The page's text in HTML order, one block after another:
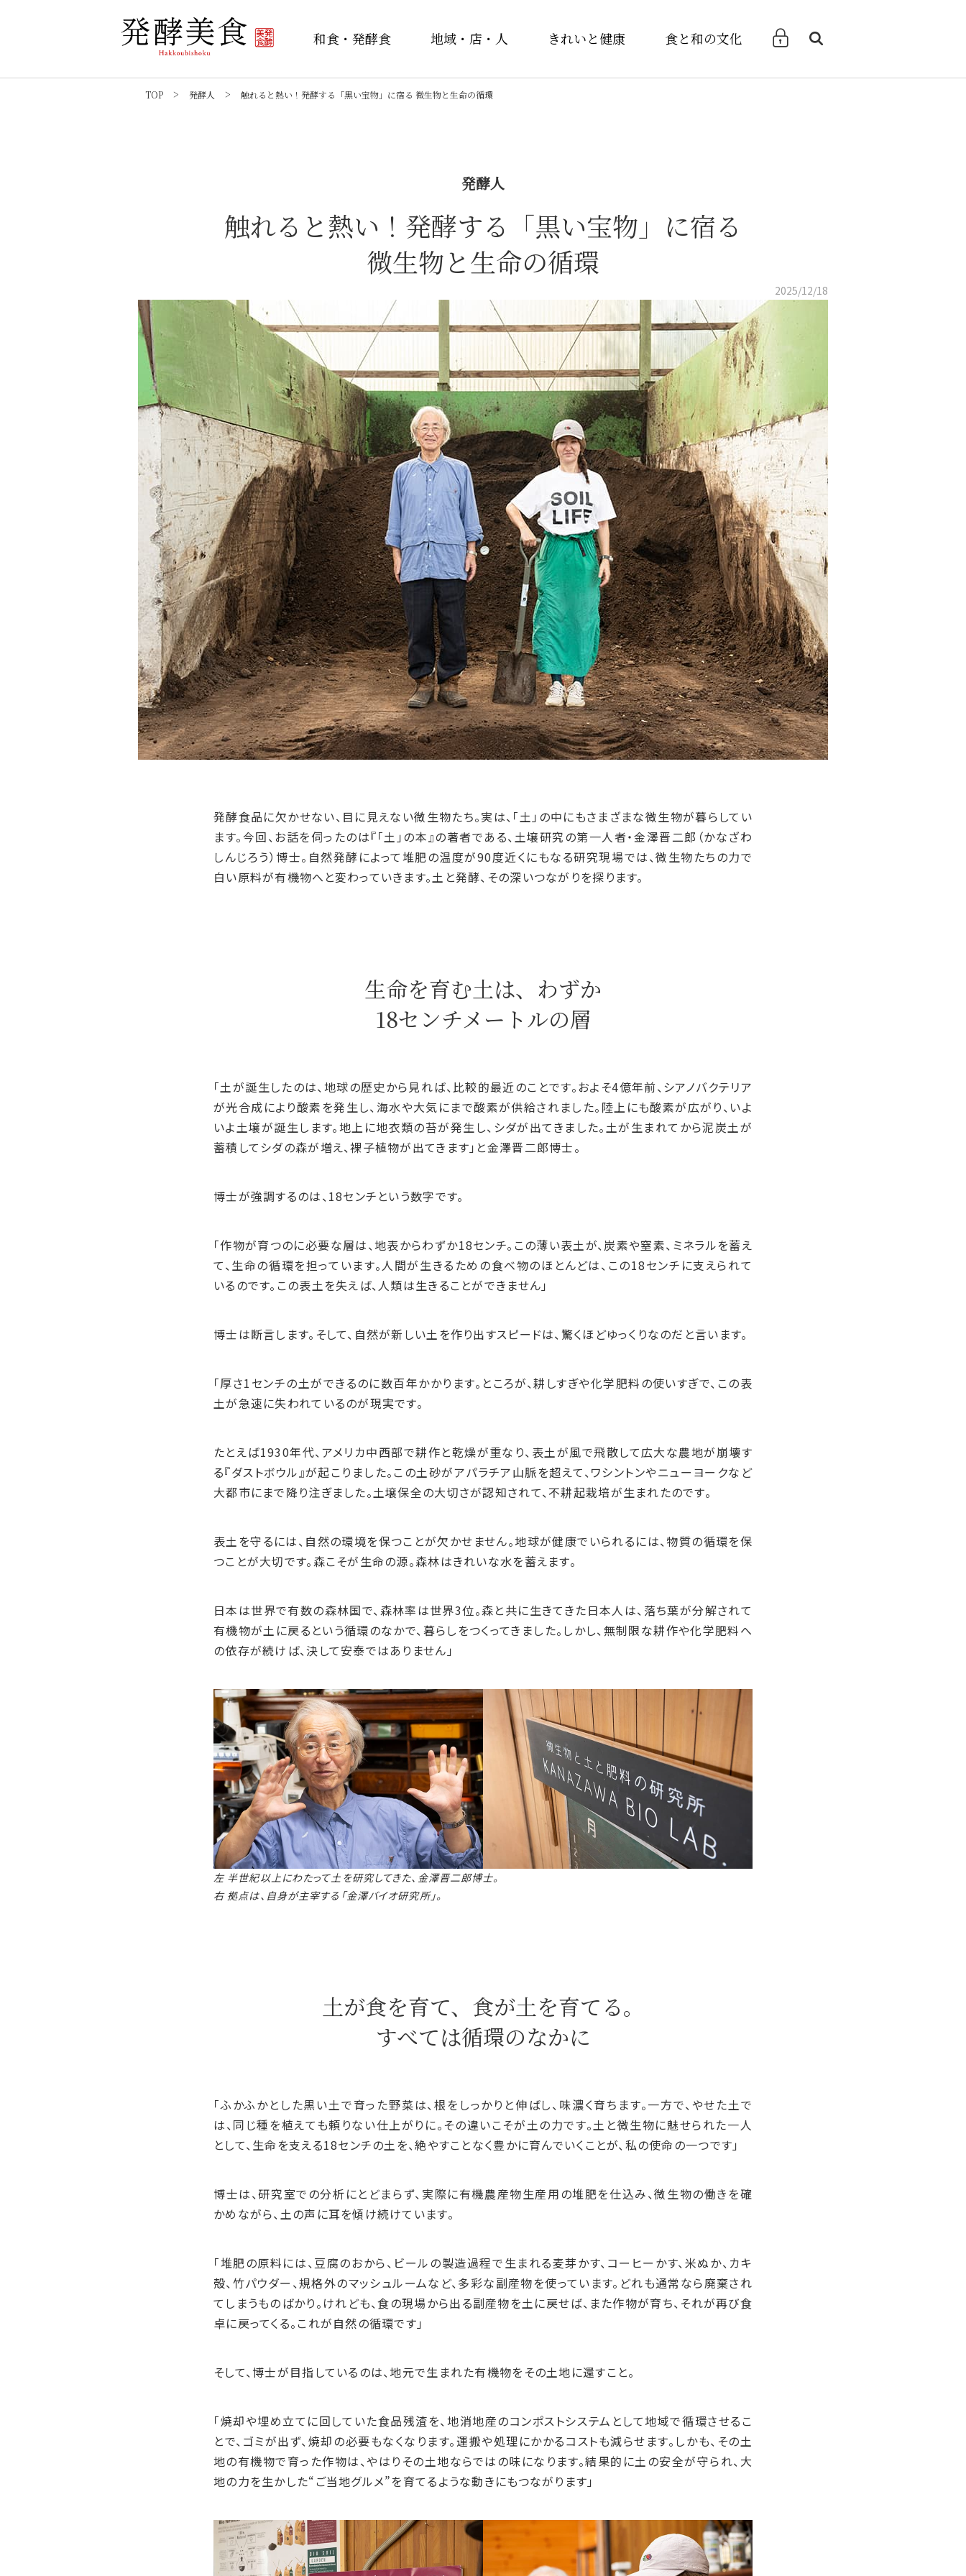
和食・発酵食 地域・店・人 きれいと健康 食と和の文化 検索
TOP 発酵人 触れると熱い！発酵する「黒い宝物」に宿る 微生物と生命の循環
発酵人
触れると熱い！発酵する「黒い宝物」に宿る
微生物と生命の循環
2025/12/18
発酵食品に欠かせない、目に見えない微生物たち。実は、「土」の中にもさまざまな微生物が暮らしてい
ます。今回、お話を伺ったのは『「土」の本』の著者である、土壌研究の第一人者・金澤晋二郎（かなざわ
しんじろう）博士。自然発酵によって堆肥の温度が90度近くにもなる研究現場では、微生物たちの力で
白い原料が有機物へと変わっていきます。土と発酵、その深いつながりを探ります。
生命を育む土は、わずか
18センチメートルの層
「土が誕生したのは、地球の歴史から見れば、比較的最近のことです。およそ4億年前、シアノバクテリア
が光合成により酸素を発生し、海水や大気にまで酸素が供給されました。陸上にも酸素が広がり、いよ
いよ土壌が誕生します。地上に地衣類の苔が発生し、シダが出てきました。土が生まれてから泥炭土が
蓄積してシダの森が増え、裸子植物が出てきます」と金澤晋二郎博士。
博士が強調するのは、18センチという数字です。
「作物が育つのに必要な層は、地表からわずか18センチ。この薄い表土が、炭素や窒素、ミネラルを蓄え
て、生命の循環を担っています。人間が生きるための食べ物のほとんどは、この18センチに支えられて
いるのです。この表土を失えば、人類は生きることができません」
博士は断言します。そして、自然が新しい土を作り出すスピードは、驚くほどゆっくりなのだと言います。
「厚さ1 センチの土ができるのに数百年かかります。ところが、耕しすぎや化学肥料の使いすぎで、この表
土が急速に失われているのが現実です。
たとえば1930年代、アメリカ中西部で耕作と乾燥が重なり、表土が風で飛散して広大な農地が崩壊す
る『ダストボウル』が起こりました。この土砂がアパラチア山脈を超えて、ワシントンやニューヨークなど
大都市にまで降り注ぎました。土壌保全の大切さが認知されて、不耕起栽培が生まれたのです。
表土を守るには、自然の環境を保つことが欠かせません。地球が健康でいられるには、物質の循環を保
つことが大切です。森こそが生命の源。森林はきれいな水を蓄えます。
日本は世界で有数の森林国で、森林率は世界3位。森と共に生きてきた日本人は、落ち葉が分解されて
有機物が土に戻るという循環のなかで、暮らしをつくってきました。しかし、無制限な耕作や化学肥料へ
の依存が続けば、決して安泰ではありません」
左 半世紀以上にわたって土を研究してきた、金澤晋二郎博士。
右 拠点は、自身が主宰する「金澤バイオ研究所」。
土が食を育て、食が土を育てる。
すべては循環のなかに
「ふかふかとした黒い土で育った野菜は、根をしっかりと伸ばし、味濃く育ちます。一方で、やせた土で
は、同じ種を植えても頼りない仕上がりに。その違いこそが土の力です。土と微生物に魅せられた一人
として、生命を支える18センチの土を、絶やすことなく豊かに育んでいくことが、私の使命の一つです」
博士は、研究室での分析にとどまらず、実際に有機農産物生産用の堆肥を仕込み、微生物の働きを確
かめながら、土の声に耳を傾け続けています。
「堆肥の原料には、豆腐のおから、ビールの製造過程で生まれる麦芽かす、コーヒーかす、米ぬか、カキ
殻、竹パウダー、規格外のマッシュルームなど、多彩な副産物を使っています。どれも通常なら廃棄され
てしまうものばかり。けれども、食の現場から出る副産物を土に戻せば、また作物が育ち、それが再び食
卓に戻ってくる。これが自然の循環です」
そして、博士が目指しているのは、地元で生まれた有機物をその土地に還すこと。
「焼却や埋め立てに回していた食品残渣を、地消地産のコンポストシステムとして地域で循環させるこ
とで、ゴミが出ず、焼却の必要もなくなります。運搬や処理にかかるコストも減らせます。しかも、その土
地の有機物で育った作物は、やはりその土地ならではの味になります。結果的に土の安全が守られ、大
地の力を生かした“ご当地グルメ”を育てるような動きにもつながります」